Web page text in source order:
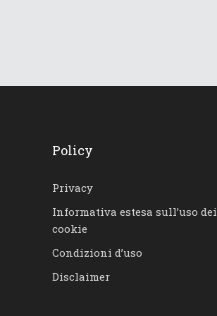
Policy
Privacy
Informativa estesa sull’uso dei
cookie
Condizioni d’uso
Disclaimer